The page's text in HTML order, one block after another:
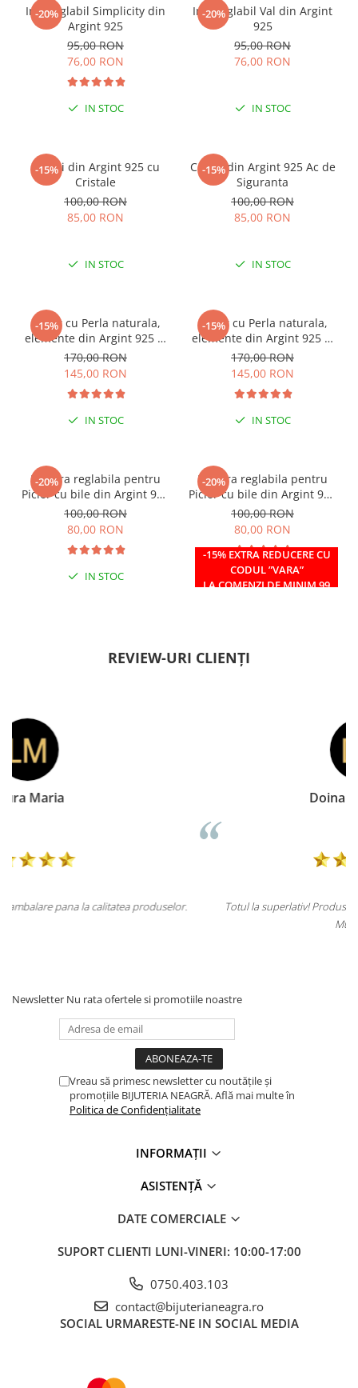
-20%
Inel reglabil Simplicity din
Argint 925
95,00 RON
76,00 RON
IN STOC
-20%
Inel reglabil Val din Argint
925
95,00 RON
76,00 RON
IN STOC
-15%
Cercei din Argint 925 cu
Cristale
100,00 RON
85,00 RON
IN STOC
-15%
Cercei din Argint 925 Ac de
Siguranta
100,00 RON
85,00 RON
IN STOC
-15%
Colier cu Perla naturala,
elemente din Argint 925 si
margele Miyuki, multicolor
170,00 RON
145,00 RON
IN STOC
-15%
Colier cu Perla naturala,
elemente din Argint 925 si
margele Miyuki, verde/kiwi
170,00 RON
145,00 RON
IN STOC
-20%
Bratara reglabila pentru
Picior cu bile din Argint 925
si margele Miyuki rosii
100,00 RON
80,00 RON
IN STOC
-20%
-15% EXTRA REDUCERE CU
CODUL ”VARA”
LA COMENZI DE MINIM 99
Bratara reglabila pentru
Picior cu bile din Argint 925
si margele Miyuki verzi
100,00 RON
80,00 RON
IN STOC
REVIEW-URI CLIENȚI
Totul la superlativ! Produsul, fix descrierea, ambalaj, livrare.
Newsletter Nu rata ofertele si promotiile noastre
Vreau să primesc newsletter cu noutățile și
promoțiile BIJUTERIA NEAGRĂ. Află mai multe în
Politica de Confidențialitate
INFORMAȚII
ASISTENȚĂ
DATE COMERCIALE
SUPORT CLIENTI LUNI-VINERI: 10:00-17:00
0750.403.103
contact@bijuterianeagra.ro
SOCIAL URMARESTE-NE IN SOCIAL MEDIA